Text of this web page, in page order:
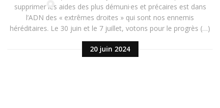
20 juin 2024
supprimer les aides des plus démuni·es et précaires est dans
l’ADN des « extrêmes droites » qui sont nos ennemis
héréditaires. Le 30 juin et le 7 juillet, votons pour le progrès (…)